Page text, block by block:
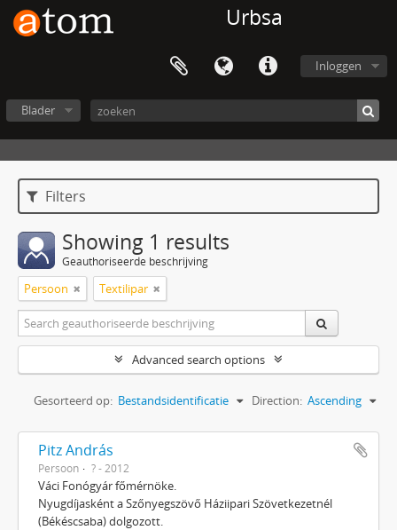
Urbsa
Inloggen
Blader
Filters
Showing 1 results
Geauthoriseerde beschrijving
Persoon Textilipar
Advanced search options
Gesorteerd op: Bestandsidentificatie Direction: Ascending
Pitz András
Persoon ? - 2012
Váci Fonógyár főmérnöke.
Nyugdíjasként a Szőnyegszövő Háziipari Szövetkezetnél
(Békéscsaba) dolgozott.